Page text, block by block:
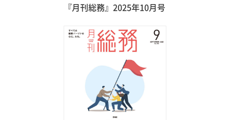
『月刊総務』2025年10月号